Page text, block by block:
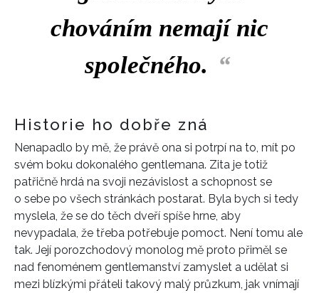
chováním nemají nic
společného. “
Historie ho dobře zná
Nenapadlo by mě, že právě ona si potrpí na to, mít po
svém boku dokonalého gentlemana. Zita je totiž
patřičně hrdá na svoji nezávislost a schopnost se
o sebe po všech stránkách postarat. Byla bych si tedy
myslela, že se do těch dveří spíše hrne, aby
nevypadala, že třeba potřebuje pomoct. Není tomu ale
tak. Její porozchodový monolog mě proto přiměl se
nad fenoménem gentlemanství zamyslet a udělat si
mezi blízkými přáteli takový malý průzkum, jak vnímají